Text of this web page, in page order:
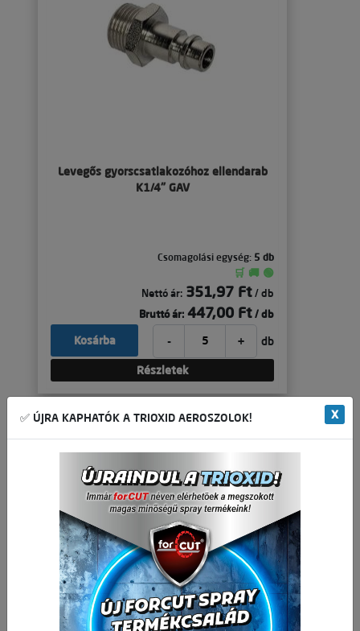
Levegős gyorscsatlakozóhoz ellendarab
K1/4" GAV
Csomagolási egység: 5 db
🛒 🚚 🟢
Nettó ár: 351,97 Ft / db
Bruttó ár: 447,00 Ft / db
- + db
Kosárba
Részletek
✅ ÚJRA KAPHATÓK A TRIOXID AEROSZOLOK! X